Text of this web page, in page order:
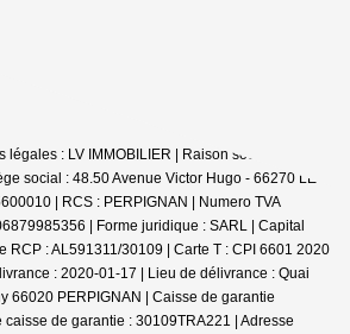
: LV IMMOBILIER | Raison sociale : LV
social : 48.50 Avenue Victor Hugo - 66270 LE
| RCS : PERPIGNAN | Numero TVA
| Forme juridique : SARL | Capital
RCP : AL591311/30109 | Carte T : CPI 6601 2020
: 2020-01-17 | Lieu de délivrance : Quai
66020 PERPIGNAN | Caisse de garantie
caisse de garantie : 30109TRA221 | Adresse